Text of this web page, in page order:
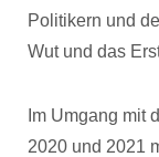
Politikern und
Wut und das
Im Umgang mit
2020 und 2021